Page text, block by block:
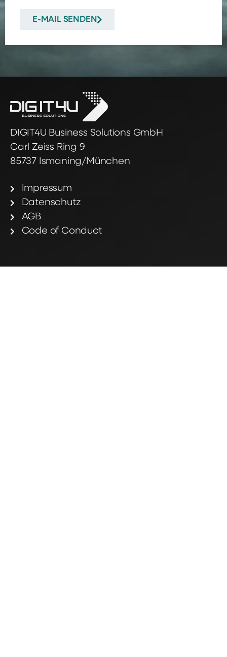
E-MAIL SENDEN
DIGIT4U Business Solutions GmbH
Carl Zeiss Ring 9
85737 Ismaning/München
Impressum
Datenschutz
AGB
Code of Conduct